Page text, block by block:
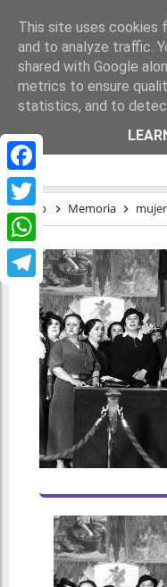
Facebook
Twitter
WhatsApp
Telegram
LAS MUJERES
MEMORIA
Inicio Memoria mujer
This site uses cookies
and to analyze traffic.
shared with Google
metrics to ensure
statistics, and to